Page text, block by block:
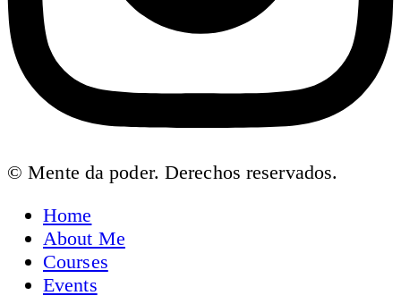
© Mente da poder. Derechos reservados.
Home
About Me
Courses
Events